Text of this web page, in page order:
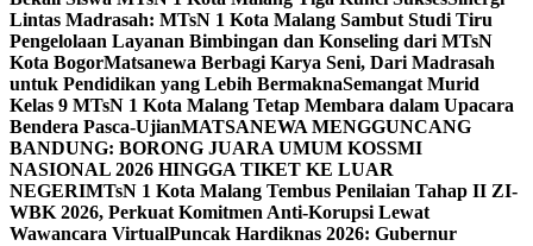
Lintas Madrasah: MTsN 1 Kota Malang Sambut Studi Tiru
Pengelolaan Layanan Bimbingan dan Konseling dari MTsN
Kota BogorMatsanewa Berbagi Karya Seni, Dari Madrasah
untuk Pendidikan yang Lebih BermaknaSemangat Murid
Kelas 9 MTsN 1 Kota Malang Tetap Membara dalam Upacara
Bendera Pasca-UjianMATSANEWA MENGGUNCANG
BANDUNG: BORONG JUARA UMUM KOSSMI
NASIONAL 2026 HINGGA TIKET KE LUAR
NEGERIMTsN 1 Kota Malang Tembus Penilaian Tahap II ZI-
WBK 2026, Perkuat Komitmen Anti-Korupsi Lewat
Wawancara VirtualPuncak Hardiknas 2026: Gubernur